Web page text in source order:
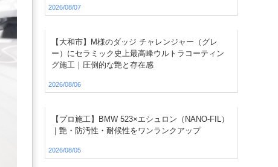
2026/08/07
【大和市】M様のダッジ チャレンジャー（グレ
ー）にセラミック史上最高峰ウルトラコーティン
グ施工｜圧倒的な艶と存在感
2026/08/06
【プロ施工】BMW 523×エシュロン（NANO-FIL）
｜艶・防汚性・耐候性をワンランクアップ
2026/08/05